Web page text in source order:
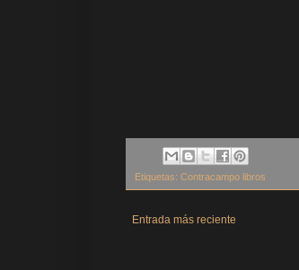
Etiquetas: Contracampo libros
Entrada más reciente